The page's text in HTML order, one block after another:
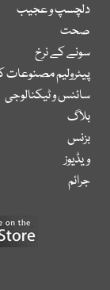
دلچسپ و عجیب
صحت
سونے کے نرخ
پیٹرولیم مصنوعات
سائنس و ٹیکنالوجی
بلاگ
بزنس
ویڈیوز
جرائم